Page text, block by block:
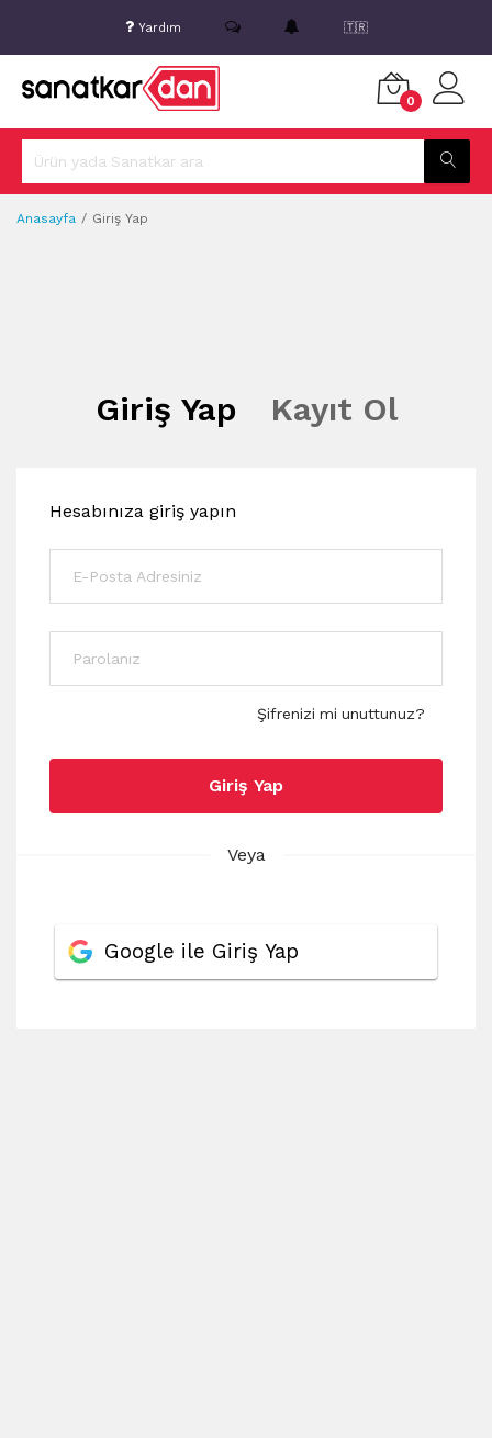
Yardım 🇹🇷
0
Anasayfa Giriş Yap
Giriş Yap Kayıt Ol
Hesabınıza giriş yapın
Şifrenizi mi unuttunuz?
Giriş Yap
Veya
Google ile Giriş Yap